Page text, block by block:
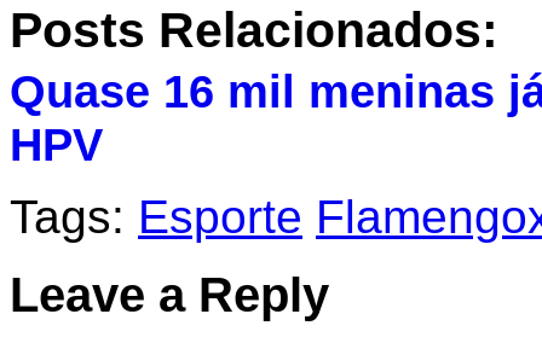
Posts Relacionados:
Quase 16 mil meninas
HPV
Tags: Esporte
Leave a Reply